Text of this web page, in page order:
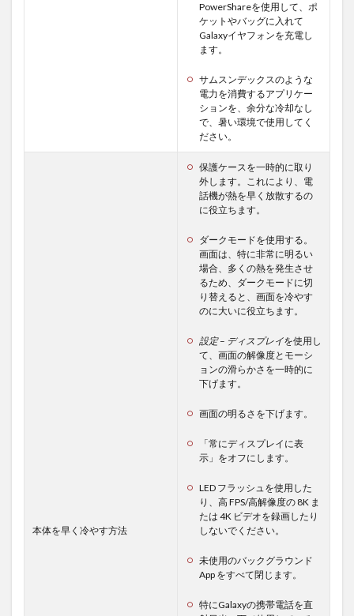
PowerShareを使用して、ポ
ケットやバッグに入れて
Galaxyイヤフォンを充電し
ます。
サムスンデックスのような
電力を消費するアプリケー
ションを、余分な冷却なし
で、暑い環境で使用してく
ださい。
本体を早く冷やす方法
保護ケースを一時的に取り
外します。これにより、電
話機が熱を早く放散するの
に役立ちます。
ダークモードを使用する。
画面は、特に非常に明るい
場合、多くの熱を発生させ
るため、ダークモードに切
り替えると、画面を冷やす
のに大いに役立ちます。
設定– ディスプレイを使用し
て、画面の解像度とモーシ
ョンの滑らかさを一時的に
下げます。
画面の明るさを下げます。
「常にディスプレイに表
示」をオフにします。
LED フラッシュを使用した
り、高 FPS/高解像度の 8K ま
たは 4K ビデオを録画したり
しないでください。
未使用のバックグラウンド
App をすべて閉じます。
特にGalaxyの携帯電話を直